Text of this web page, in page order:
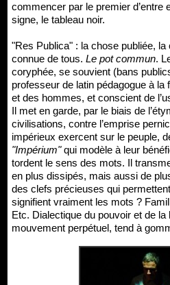
commencer par le premier d’entre
signe, le tableau noir.
"Res Publica" : la chose publiée,
connue de tous. Le pot commun.
coryphée, se souvient (bans
professeur de latin pédagogue à la
et des hommes, et conscient de
Il met en garde, par le biais de
civilisations, contre l’emprise
impérieux exercent sur le peuple,
"Impérium"qui modèle à leur
tordent le sens des mots. Il
en plus dissipés, mais aussi de
des clefs précieuses qui
signifient vraiment les mots ?
Etc. Dialectique du pouvoir et de la
mouvement perpétuel, tend à